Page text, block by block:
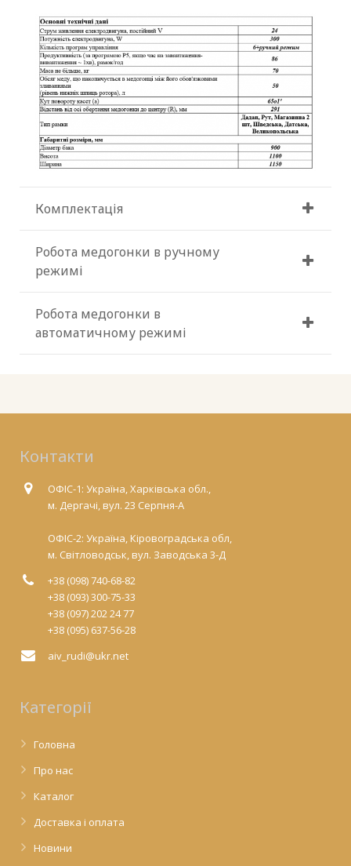
Комплектація
Робота медогонки в ручному
режимі
Робота медогонки в
автоматичному режимі
Контакти
ОФІС-1: Україна, Харківська обл.,
м. Дергачі, вул. 23 Серпня-А
ОФІС-2: Україна, Кіровоградська обл,
м. Світловодськ, вул. Заводська 3-Д
+38 (098) 740-68-82
+38 (093) 300-75-33
+38 (097) 202 24 77
+38 (095) 637-56-28
aiv_rudi@ukr.net
Категорії
Головна
Про нас
Каталог
Доставка і оплата
Новини